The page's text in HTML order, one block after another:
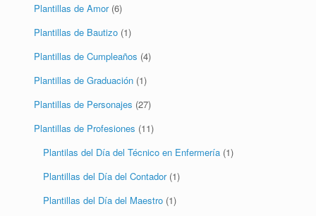
Plantillas de Amor (6)
Plantillas de Bautizo (1)
Plantillas de Cumpleaños (4)
Plantillas de Graduación (1)
Plantillas de Personajes (27)
Plantillas de Profesiones (11)
Plantilas del Día del Técnico en Enfermería (1)
Plantillas del Día del Contador (1)
Plantillas del Día del Maestro (1)